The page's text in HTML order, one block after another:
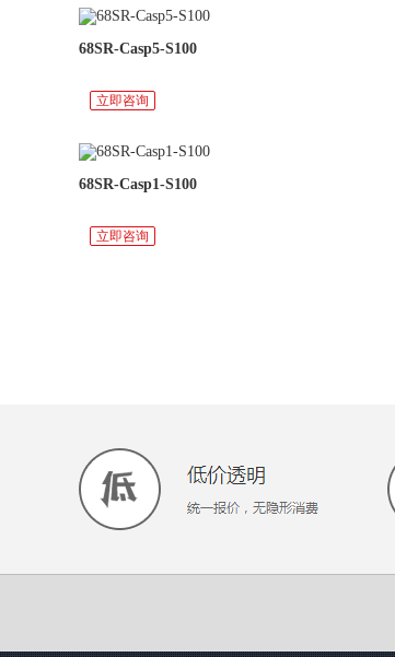
68SR-Casp5-S100
立即咨询
68SR-Casp1-S100
立即咨询